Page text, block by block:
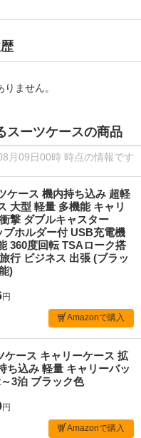
ません。
スーツケースの商品
月09日00時 時点の情報です
ケース 機内持ち込み 超軽
大型 軽量 多機能 キャリ
撃 ダブルキャスター
ホルダー付 USB充電機
360度回転 TSAローク搭
行 ビジネス 出張 (ブラッ
)
円
Amazonで購入
ース キャリーケース 拡
ち込み 軽量 キャリーバッ
3泊 ブラック色
円
Amazonで購入